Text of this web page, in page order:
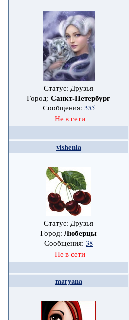
Статус: Друзья
Город:Санкт-Петербург
Сообщения: 355
Не в сети
vishenia
Статус: Друзья
Город:Люберцы
Сообщения:38
Не в сети
maryana